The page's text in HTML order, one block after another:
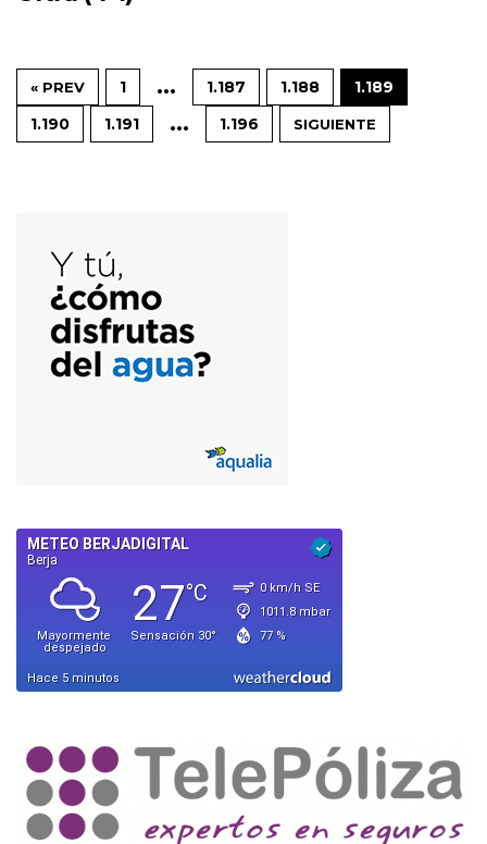
« PREV 1 … 1.187 1.188
1.189
1.190
1.191 … 1.196 SIGUIENTE